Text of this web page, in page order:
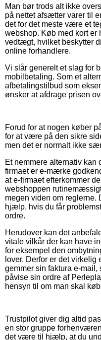
Man bør trods alt ikke
på nettet afsætter varer til
det for det meste være et
webshop. Køb med kort
vedtægt, hvilket beskytter
online forhandlere.
Vi slår generelt et slag for
mobilbetaling. Som et
afbetalingstilbud som
ønsker at afdrage prisen
Forud for at nogen køber
for at være på den sikre
men det er normalt ikke
Et nemmere alternativ
firmaet er e-mærke
at e-firmaet efterkommer
webshoppen
megen viden om reglerne.
hjælp, hvis du får
ordre.
Herudover kan det
vitale vilkår der kan have
for eksempel den
lover. Derfor er det
gemmer sin faktura e-
påvise sin ordre af
hensyn til om man skal
Trustpilot giver dig altid
en stor gruppe
det være til hjælp, at du